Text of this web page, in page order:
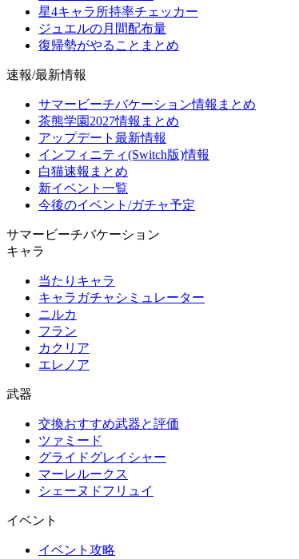
星4キャラ所持率チェッカー
ジュエルの月間配布量
復帰勢がやることまとめ
速報/最新情報
サマービーチバケーション情報まとめ
茶熊学園2027情報まとめ
アップデート最新情報
インフィニティ(Switch版)情報
白猫速報まとめ
新イベント一覧
今後のイベント/ガチャ予定
サマービーチバケーション
キャラ
当たりキャラ
キャラガチャシミュレーター
ニルカ
フラン
カクリア
エレノア
武器
交換おすすめ武器と評価
ツァミード
グライドグレイシャー
マーレルークス
シェーヌドフリュイ
イベント
イベント攻略